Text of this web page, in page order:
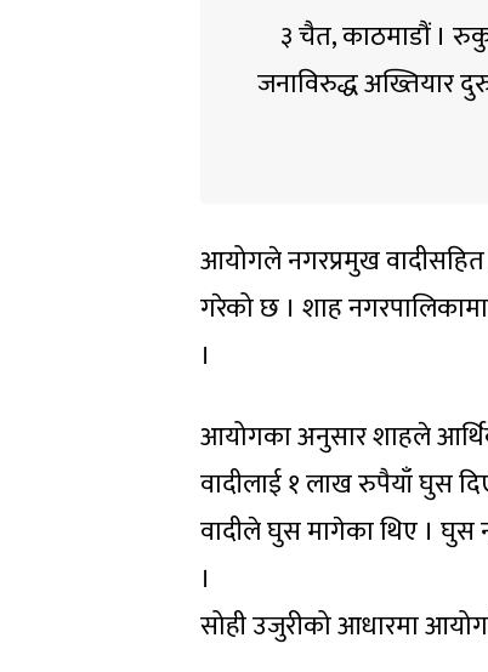
३ चैत, काठमाडौं ।
जनाविरुद्ध अख्तियार
आयोगले नगरप्रमुख वादीसहित
गरेको छ । शाह
।
आयोगका अनुसार शाहले
वादीलाई १ लाख रुपैयाँ घुस
वादीले घुस मागेका थिए । घुस
।
सोही उजुरीको आधारमा